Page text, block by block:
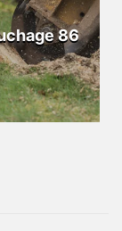
86